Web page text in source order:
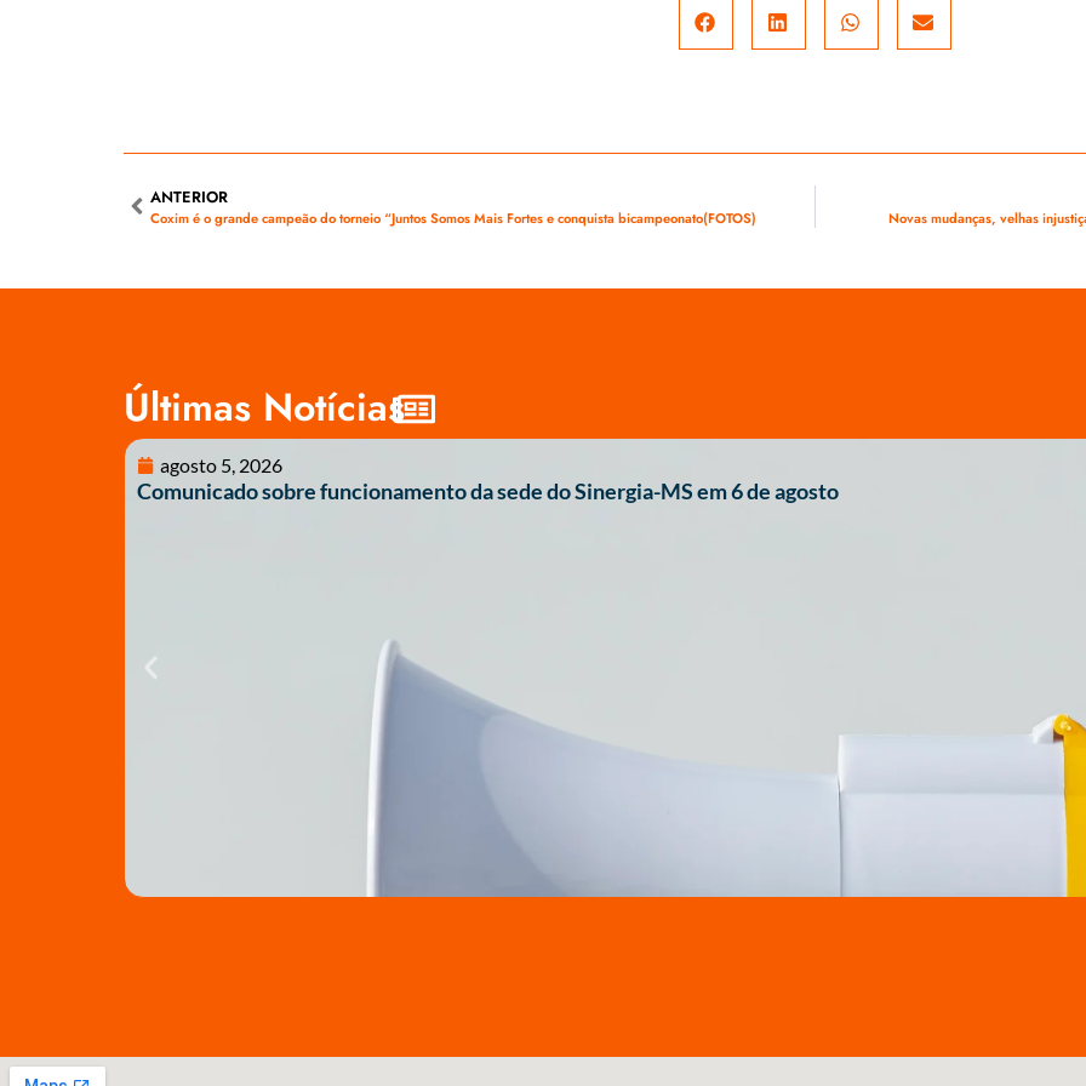
ANTERIOR
Coxim é o grande campeão do torneio “Juntos Somos Mais Fortes e conquista bicampeonato(FOTOS) Novas mudanças, velhas
Últimas Notícias
agosto 5, 2026
Comunicado sobre funcionamento da sede do Sinergia-MS em 6 de agosto